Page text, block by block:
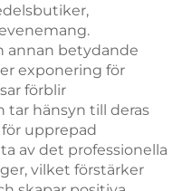
annan betydande
exponering för
förblir
tar hänsyn till deras
upprepad
av det professionella
vilket förstärker